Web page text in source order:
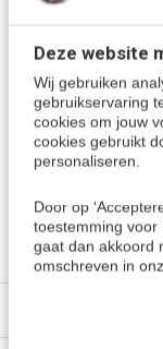
Deze website
Wij gebruiken
gebruikservaring
cookies om jouw
cookies gebruikt
personaliseren.
Door op
toestemming voor
gaat dan akkoord
omschreven in
Tijdens een
de jaren
van zijn
noemde, en
Meer keuzes:
Luganda leren
Kies een